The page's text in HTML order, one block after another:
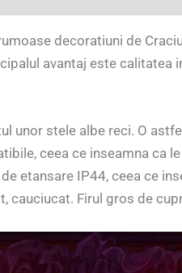
decoratiuni de
avantaj este
unor stele albe reci. O
ceea ce inseamna ca
etansare IP44, ceea ce
Firul gros de